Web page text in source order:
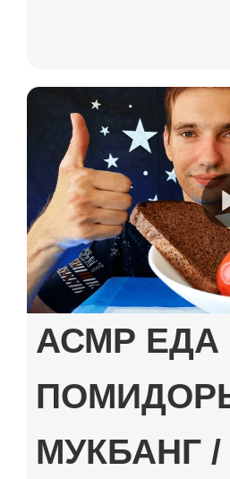
АСМР
МУКБАНГ /